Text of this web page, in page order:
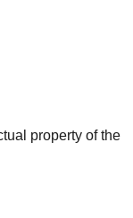
property of the